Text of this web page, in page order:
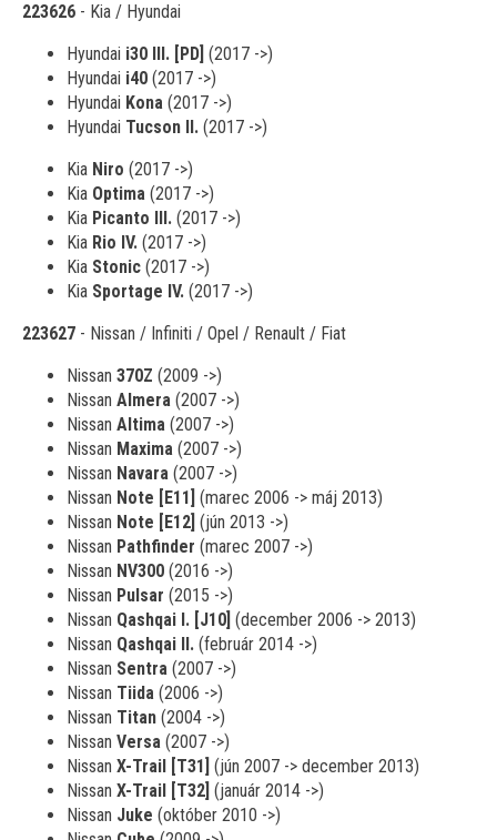
223626 - Kia / Hyundai
Hyundai i30 III. [PD] (2017 ->)
Hyundai i40 (2017 ->)
Hyundai Kona (2017 ->)
Hyundai Tucson II. (2017 ->)
Kia Niro (2017 ->)
Kia Optima (2017 ->)
Kia Picanto III. (2017 ->)
Kia Rio IV. (2017 ->)
Kia Stonic (2017 ->)
Kia Sportage IV. (2017 ->)
223627 - Nissan / Infiniti / Opel / Renault / Fiat
Nissan 370Z (2009 ->)
Nissan Almera (2007 ->)
Nissan Altima (2007 ->)
Nissan Maxima (2007 ->)
Nissan Navara (2007 ->)
Nissan Note [E11] (marec 2006 -> máj 2013)
Nissan Note [E12] (jún 2013 ->)
Nissan Pathfinder (marec 2007 ->)
Nissan NV300 (2016 ->)
Nissan Pulsar (2015 ->)
Nissan Qashqai I. [J10] (december 2006 -> 2013)
Nissan Qashqai II. (február 2014 ->)
Nissan Sentra (2007 ->)
Nissan Tiida (2006 ->)
Nissan Titan (2004 ->)
Nissan Versa (2007 ->)
Nissan X-Trail [T31] (jún 2007 -> december 2013)
Nissan X-Trail [T32] (január 2014 ->)
Nissan Juke (október 2010 ->)